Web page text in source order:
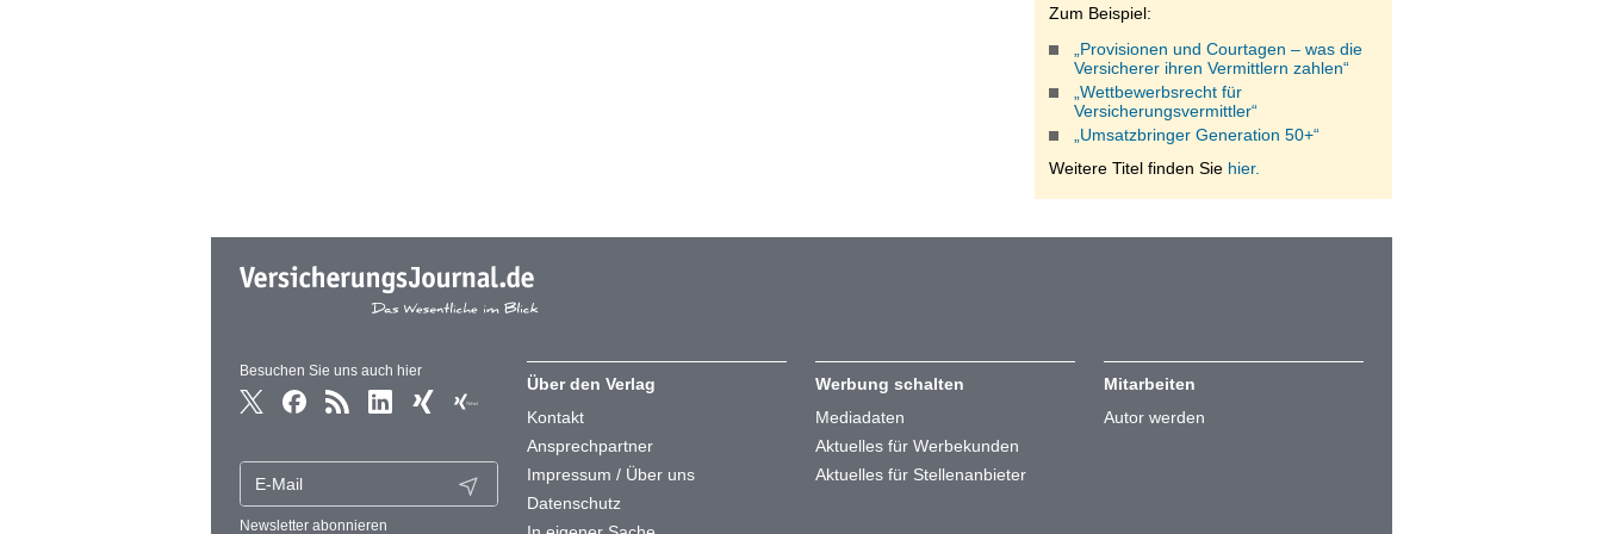
Zum Beispiel:
„Provisionen und Courtagen – was die
Versicherer ihren Vermittlern zahlen“
„Wettbewerbsrecht für
Versicherungsvermittler“
„Umsatzbringer Generation 50+“
Weitere Titel finden Sie hier.
Besuchen Sie uns auch hier
Newsletter abonnieren
Über den Verlag
Kontakt
Ansprechpartner
Impressum / Über uns
Datenschutz
Werbung schalten
Mediadaten
Aktuelles für Werbekunden
Aktuelles für Stellenanbieter
Mitarbeiten
Autor werden